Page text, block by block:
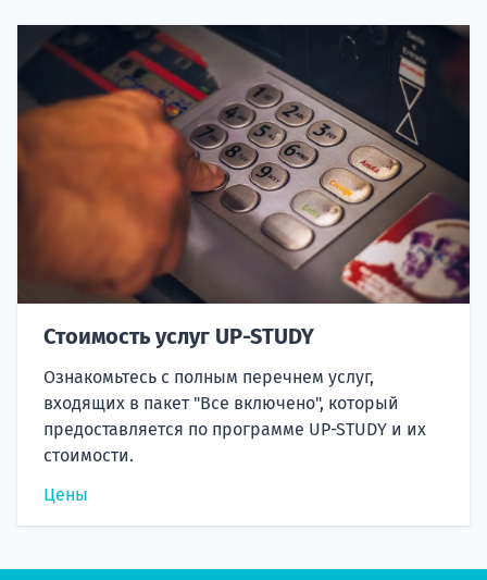
Стоимость услуг UP-STUDY
Ознакомьтесь с полным перечнем услуг,
входящих в пакет "Все включено", который
предоставляется по программе UP-STUDY и их
стоимости.
Цены